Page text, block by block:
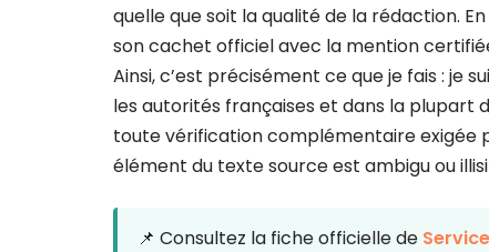
quelle que soit la qualité de la rédaction.
son cachet officiel avec la mention
Ainsi, c’est précisément ce que je fais : je
les autorités françaises et dans la plupart
toute vérification complémentaire exigée
élément du texte source est ambigu ou
📌 Consultez la fiche officielle de